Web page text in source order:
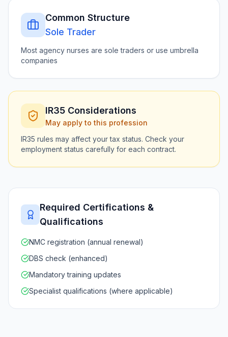
Common Structure
Sole Trader
Most agency nurses are sole traders or use umbrella
companies
IR35 Considerations
May apply to this profession
IR35 rules may affect your tax status. Check your
employment status carefully for each contract.
Required Certifications &
Qualifications
NMC registration (annual renewal)
DBS check (enhanced)
Mandatory training updates
Specialist qualifications (where applicable)